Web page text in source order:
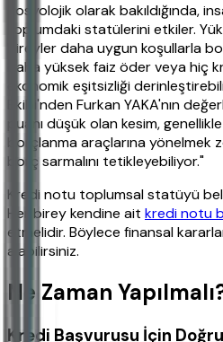
Sosyolojik olarak bakıldığında,
toplumdaki statülerini etkiler.
bireyler daha uygun koşullarla
daha yüksek faiz öder veya hiç
ekonomik eşitsizliği
Ekibi'nden Furkan YAKA'nın
puanı düşük olan kesim,
borçlanma araçlarına yönelmek
borç sarmalını tetikleyebiliyor."
Kredi notu toplumsal statüyü
Her birey kendine ait kredi notu
etmelidir. Böylece finansal
alabilirsiniz.
Ne Zaman
Kredi Başvurusu İçin